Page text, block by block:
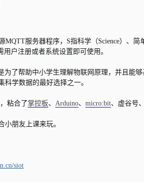
服务器程序，S指科学（Science）、简
户注册或者系统设置即可使用。
为了帮助中小学生理解物联网原理，并且能
学数据的最好选择之一。
粘合了掌控板、 Arduino、 micro:bit、虚谷号
小朋友上课来玩。
siot